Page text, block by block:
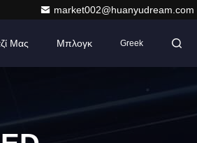
market002@huanyudream.com
Μας Μπλογκ Greek